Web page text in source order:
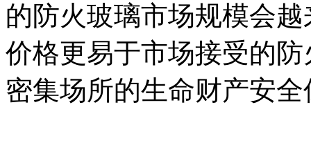
的防火玻璃市场规模会
价格更易于市场接受的
密集场所的生命财产安